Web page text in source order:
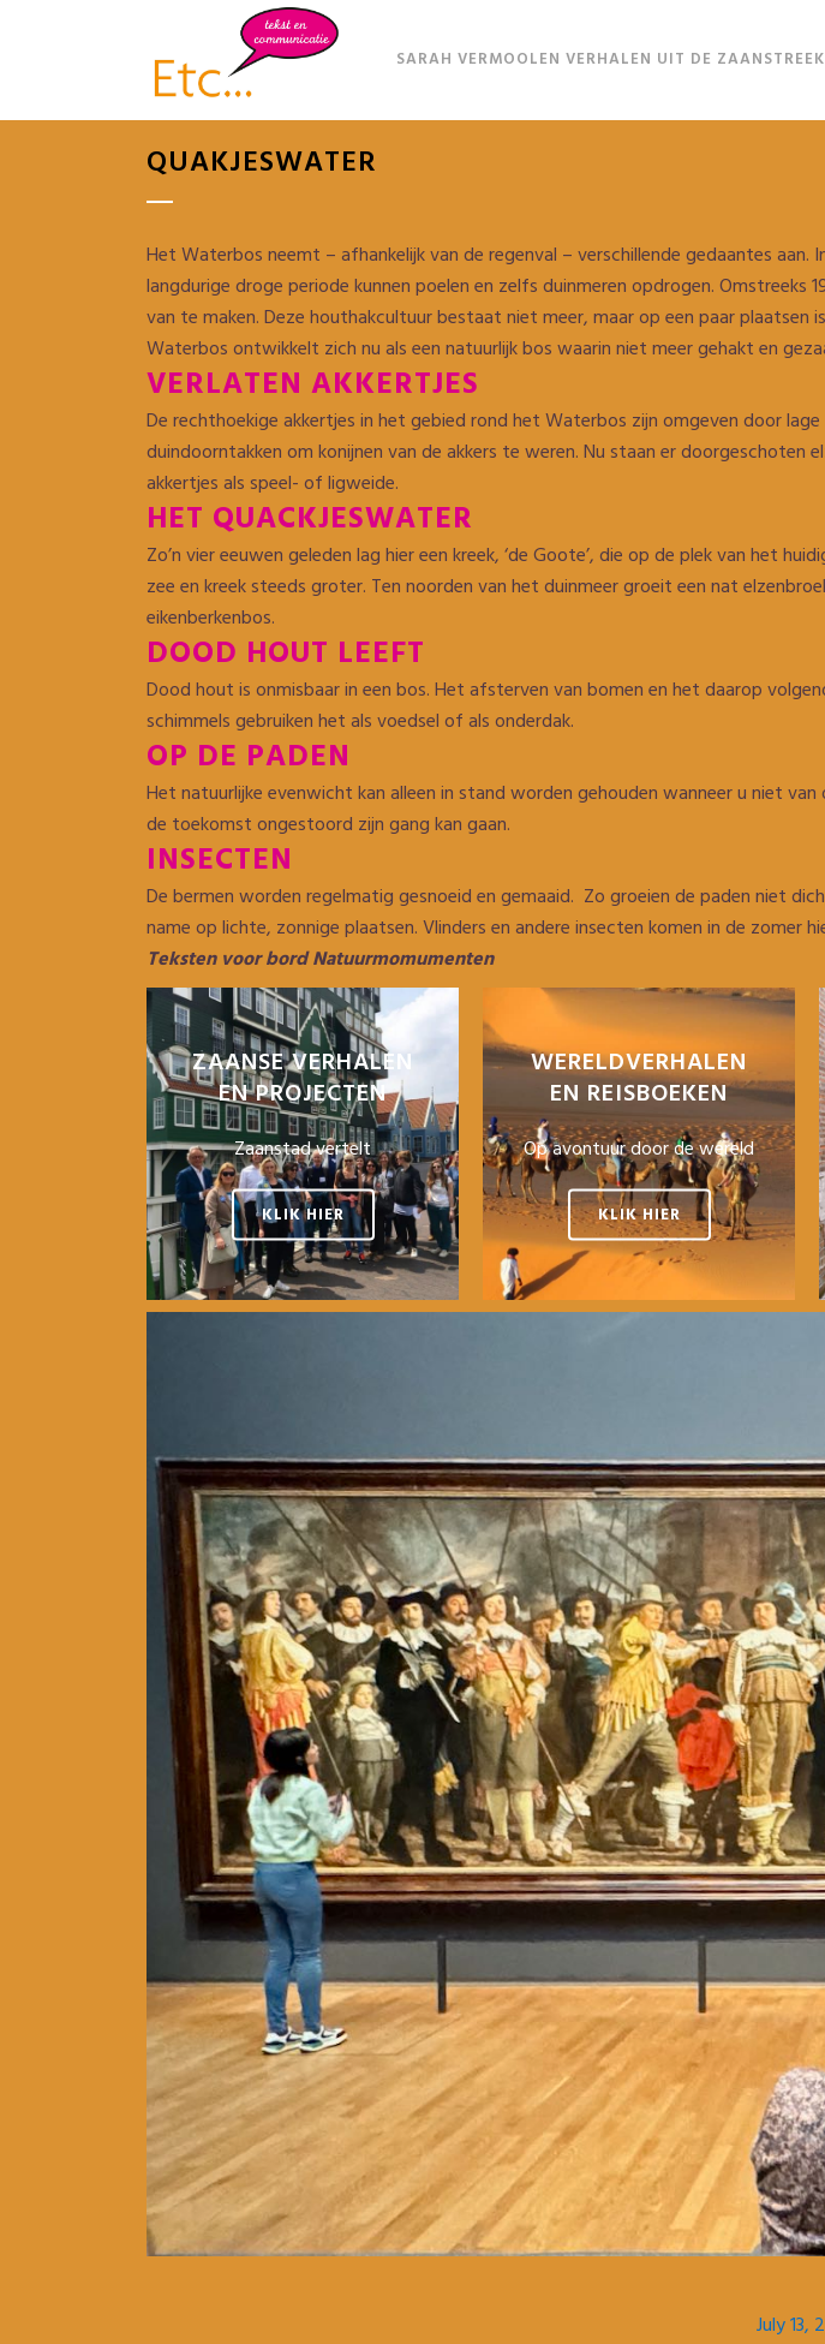
SARAH VERMOOLEN VERHALEN UIT DE ZAANSTREEK
QUAKJESWATER
Het Waterbos neemt – afhankelijk van de regenval – verschillende gedaantes
langdurige droge periode kunnen poelen en zelfs duinmeren opdrogen.
van te maken. Deze houthakcultuur bestaat niet meer, maar op een paar
Waterbos ontwikkelt zich nu als een natuurlijk bos waarin niet meer gehakt en
VERLATEN AKKERTJES
De rechthoekige akkertjes in het gebied rond het Waterbos zijn omgeven door
duindoorntakken om konijnen van de akkers te weren. Nu staan er
akkertjes als speel- of ligweide.
HET QUACKJESWATER
Zo’n vier eeuwen geleden lag hier een kreek, ‘de Goote’, die op de plek van het
zee en kreek steeds groter. Ten noorden van het duinmeer groeit een nat
eikenberkenbos.
DOOD HOUT LEEFT
Dood hout is onmisbaar in een bos. Het afsterven van bomen en het daarop
schimmels gebruiken het als voedsel of als onderdak.
OP DE PADEN
Het natuurlijke evenwicht kan alleen in stand worden gehouden wanneer u niet
de toekomst ongestoord zijn gang kan gaan.
INSECTEN
De bermen worden regelmatig gesnoeid en gemaaid. Zo groeien de paden niet
name op lichte, zonnige plaatsen. Vlinders en andere insecten komen in de zomer
Teksten voor bord Natuurmomumenten
ZAANSE VERHALEN
EN PROJECTEN
Zaanstad vertelt
KLIK HIER
WERELDVERHALEN
EN REISBOEKEN
Op avontuur door de wereld
KLIK HIER
July 13,